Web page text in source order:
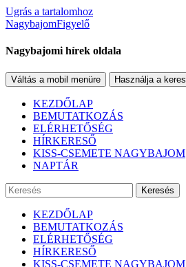
Ugrás a tartalomhoz
NagybajomFigyelő
Nagybajomi hírek oldala
Váltás a mobil menüre Használja a
KEZDŐLAP
BEMUTATKOZÁS
ELÉRHETŐSÉG
HÍRKERESŐ
KISS-CSEMETE NAGYBAJOM
NAPTÁR
Keresés
KEZDŐLAP
BEMUTATKOZÁS
ELÉRHETŐSÉG
HÍRKERESŐ
KISS-CSEMETE NAGYBAJOM